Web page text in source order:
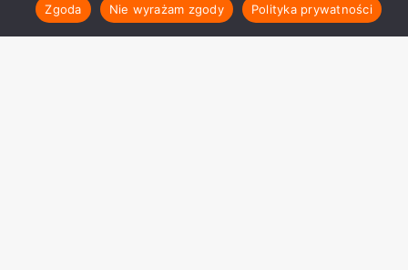
Zgoda
Nie wyrażam zgody Polityka prywatności